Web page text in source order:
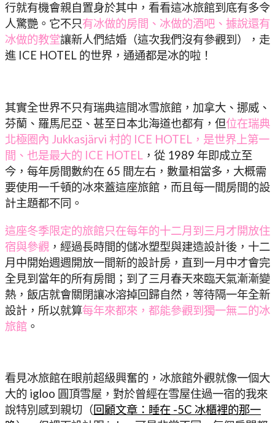
行就有機會親自置身於其中，看看這冰旅館到底有多令
人驚艷。它不只有冰做的房間、冰做的酒吧、據說還有
冰做的教堂讓新人們結婚（這次我們沒有參觀到），走
進 ICE HOTEL 的世界，通通都是冰的啦！
其實全世界不只有瑞典這間冰雪旅館，加拿大、挪威、
芬蘭、羅馬尼亞、甚至日本北海道也都有，但位在瑞典
北極圈內 Jukkasjärvi 村的 ICE HOTEL，是世界上第一
間、也是最大的 ICE HOTEL ，從 1989 年即成立至
今，每年房間數約在 65 間左右，數量相當多，大概需
要使用一千頓的冰來蓋這座旅館，而且每一間房間的設
計主題都不同。
這座冬季限定的旅館只在每年的十二月到三月才開放住
宿與參觀 ，經過長時間的儲冰塑型與建造設計後，十二
月中開始週週開放一間新的設計房，直到一月中才會完
全見到當年的所有房間；到了三月春天來臨天氣漸漸變
熱，飯店就會關閉讓冰溶掉回歸自然，等待隔一年全新
設計，所以就算每年來都來，都能參觀到獨一無二的冰
旅館 。
看見冰旅館在眼前超級興奮的，冰旅館外觀就像一個大
大的 igloo 圓頂雪屋，對於曾經在雪屋住過一宿的我來
說特別感到親切（回顧文章：睡在 -5C 冰櫃裡的那一